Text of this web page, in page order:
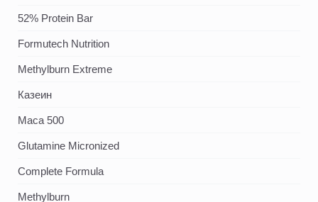
52% Protein Bar
Formutech Nutrition
Methylburn Extreme
Казеин
Maca 500
Glutamine Micronized
Complete Formula
Methylburn